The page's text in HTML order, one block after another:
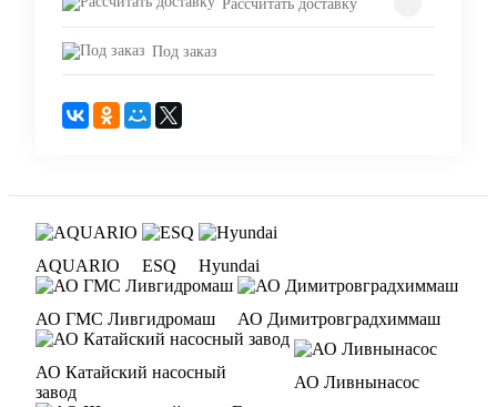
Рассчитать доставку
Под заказ
AQUARIO ESQ Hyundai
АО ГМС Ливгидромаш АО Димитровградхиммаш
АО Катайский насосный
завод
АО Ливнынасос